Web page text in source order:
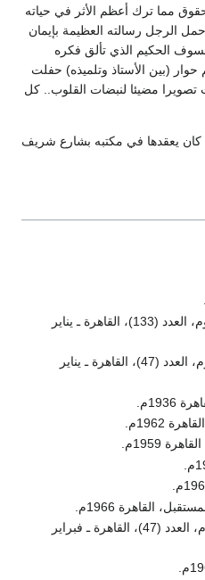
مما ترك أعظم الأثر في حياته
الرجل رسالته العظيمة بإيمان
الحكيم الذي تألق فكره
(بين الأستاذ وتلميذه) حفلت
تصويرا مضيئا لنبضات القلوب.. كل
كان يعقدها في مكتبه بشارع شريف
أجساد من تراب، كتاب اليوم، العدد (133)، القاهرة ـ يناير
الله في الإنسان، كتاب اليوم، العدد (47)، القاهرة ـ يناير
1962م.
1959م.
القاهرة 1966م.
ذنوب بلا مذنبين، كتاب اليوم، العدد (47)، القاهرة ـ فبراير